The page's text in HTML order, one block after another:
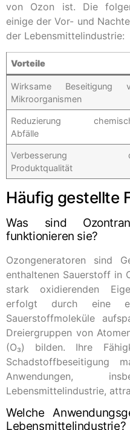
von Ozon ist. Die
einige der Vor- und
der Lebensmittelindustrie:
Vorteile
Wirksame Beseitigung
Mikroorganismen
Reduzierung
Abfälle
Verbesserung
Produktqualität
Häufig gestellte
Was sind
funktionieren sie?
Ozongeneratoren sind
enthaltenen Sauerstoff in
stark oxidierenden
erfolgt durch eine
Sauerstoffmoleküle
Dreiergruppen von
(O₃) bilden. Ihre
Schadstoffbeseitigung
Anwendungen,
Lebensmittelindustrie,
Welche
Lebensmittelindustrie?